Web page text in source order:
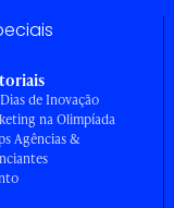
de Inovação
na Olimpíada
Agências &